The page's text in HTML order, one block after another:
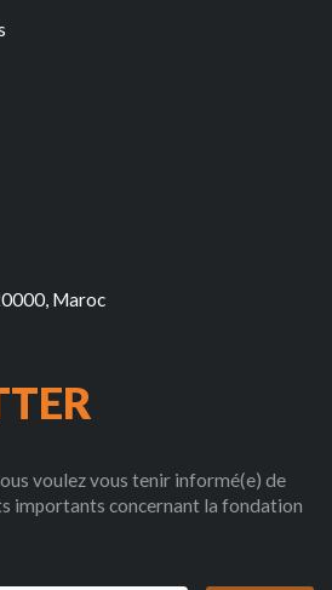
Maroc
voulez vous tenir informé(e) de
importants concernant la fondation